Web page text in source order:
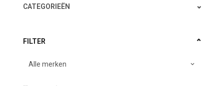
CATEGORIEËN
FILTER